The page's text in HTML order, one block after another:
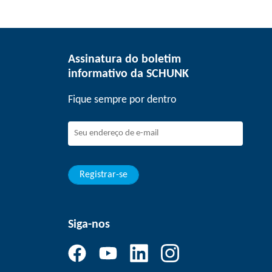
Assinatura do boletim
informativo da SCHUNK
Fique sempre por dentro
Registrar-se
Siga-nos